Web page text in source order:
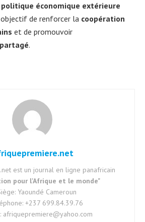
politique économique extérieure
objectif de renforcer la coopération
et de promouvoir
.
est un journal en ligne panafricain
pour l'Afrique et le monde"
Yaoundé Cameroun
+237 699.84.39.76
afriquepremiere@yahoo.com